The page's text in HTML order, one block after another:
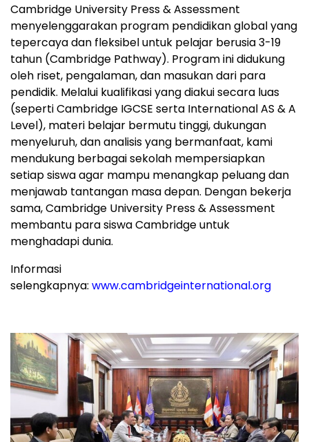
Cambridge University Press & Assessment
menyelenggarakan program pendidikan global yang
tepercaya dan fleksibel untuk pelajar berusia 3-19
tahun (Cambridge Pathway). Program ini didukung
oleh riset, pengalaman, dan masukan dari para
pendidik. Melalui kualifikasi yang diakui secara luas
(seperti Cambridge IGCSE serta International AS & A
Level), materi belajar bermutu tinggi, dukungan
menyeluruh, dan analisis yang bermanfaat, kami
mendukung berbagai sekolah mempersiapkan
setiap siswa agar mampu menangkap peluang dan
menjawab tantangan masa depan. Dengan bekerja
sama,Cambridge University Press & Assessment
membantu para siswaCambridgeuntuk
menghadapi dunia.
Informasi
selengkapnya: www.cambridgeinternational.org